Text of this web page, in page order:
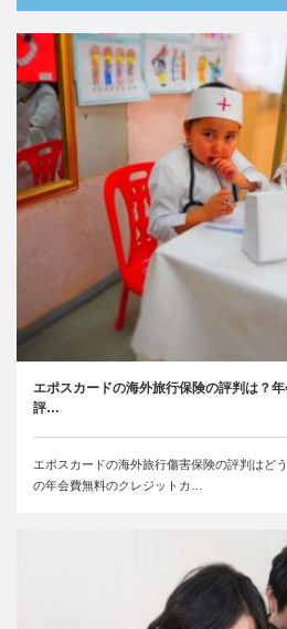
エポスカードの海外旅行保険の評判は？
評…
エポスカードの海外旅行傷害保険の評判はど
の年会費無料のクレジットカ…